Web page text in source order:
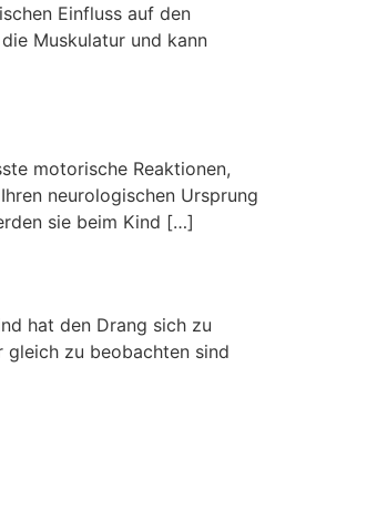
Einfluss auf den
Muskulatur und kann
motorische Reaktionen,
neurologischen Ursprung
sie beim Kind […]
hat den Drang sich zu
gleich zu beobachten sind